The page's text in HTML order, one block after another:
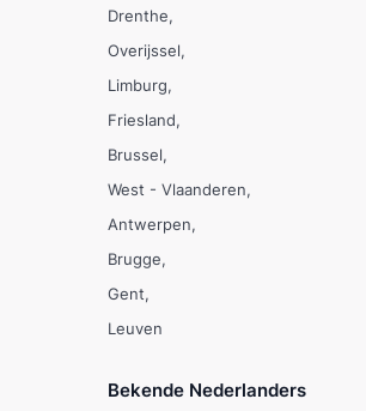
Drenthe
Overijssel
Limburg
Friesland
Brussel
West - Vlaanderen
Antwerpen
Brugge
Gent
Leuven
Bekende Nederlanders